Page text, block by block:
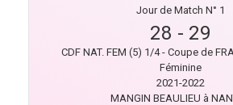
Jour de Match N° 1
28 - 29
CDF NAT. FEM (5) 1/4 - Coupe de
Féminine
2021-2022
MANGIN BEAULIEU à